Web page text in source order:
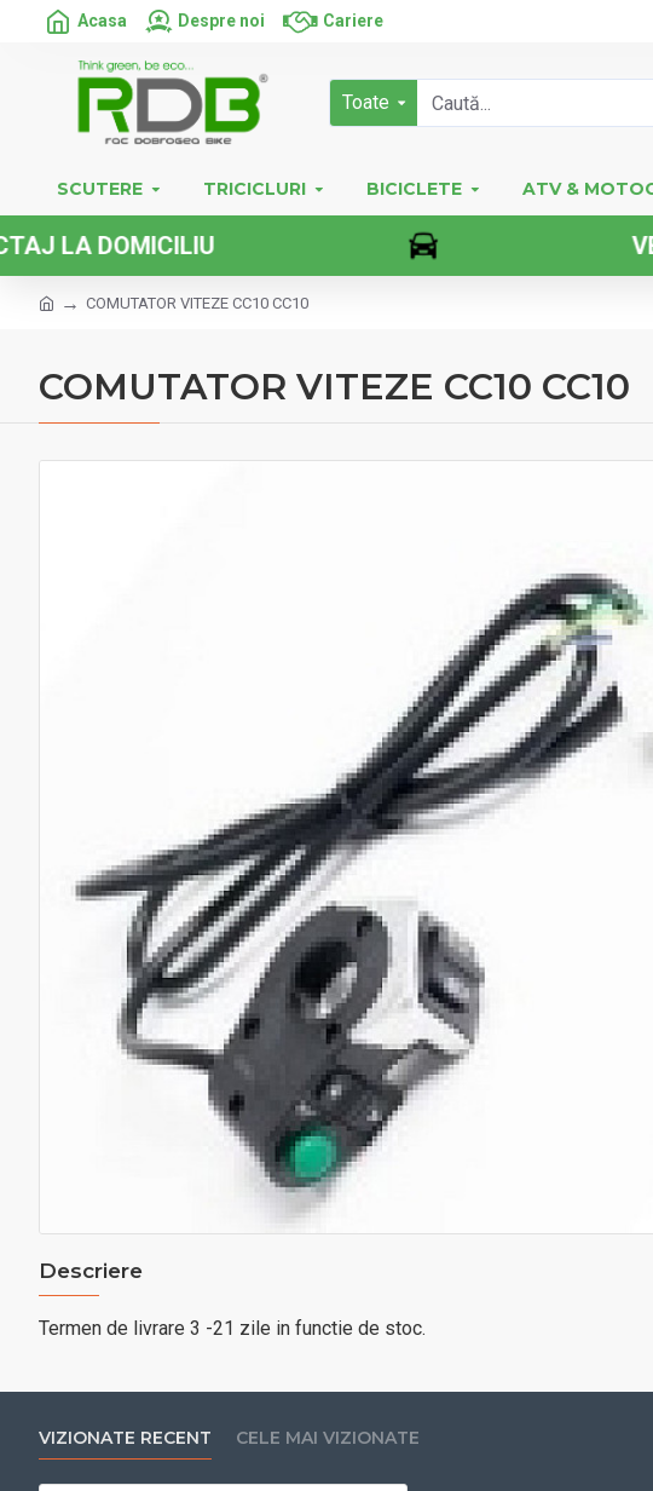
Acasa Despre noi Cariere
Toate
SCUTERE TRICICLURI BICICLETE ATV &
DOMICILIU
COMUTATOR VITEZE CC10 CC10
COMUTATOR VITEZE CC10 CC10
Descriere
Termen de livrare 3 -21 zile in functie de stoc.
VIZIONATE RECENT CELE MAI VIZIONATE